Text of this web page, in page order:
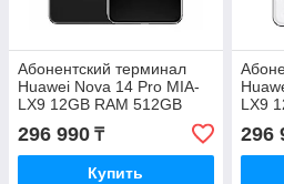
Абонентский терминал
Huawei Nova 14 Pro MIA-
LX9 12GB RAM 512GB
ROM Black
296 990 ₸
Купить
LX9
296